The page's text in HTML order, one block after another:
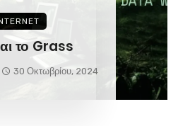
το Grass
30 Οκτωβρίου, 2024